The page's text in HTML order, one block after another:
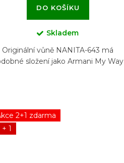
DO KOŠÍKU
Skladem
Originální vůně NANITA-643 má
složení jako Armani My Way
2+1 zdarma
1